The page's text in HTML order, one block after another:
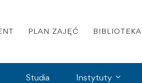
PLAN ZAJĘĆ BIBLIOTEKA
Studia Instytuty